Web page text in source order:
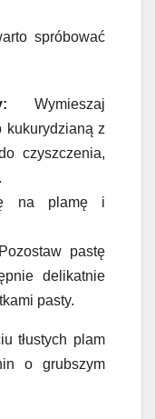
spróbować
Wymieszaj
kukurydzianą z
czyszczenia,
na plamę i
pastę
delikatnie
pasty.
tłustych plam
o grubszym